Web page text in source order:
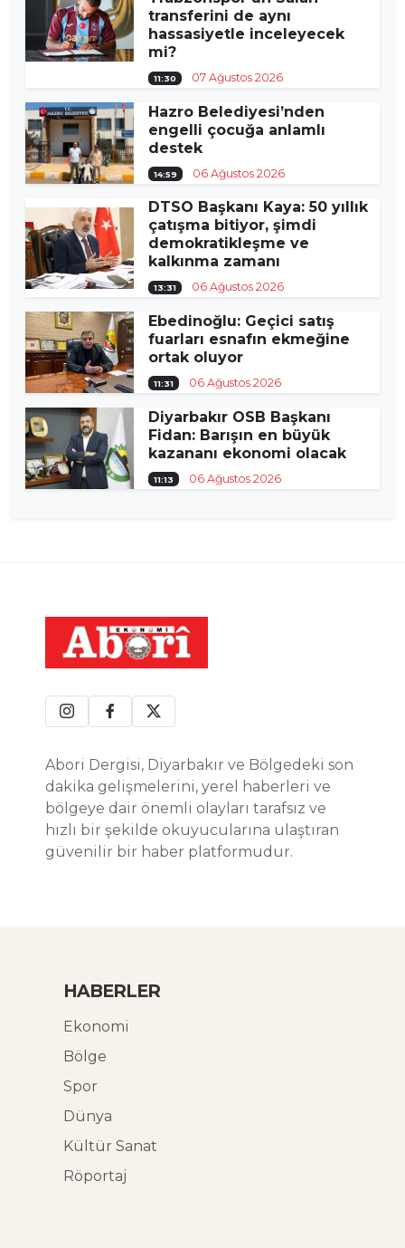
transferini de aynı
hassasiyetle inceleyecek
mi?
11:30 07 Ağustos 2026
Hazro Belediyesi’nden
engelli çocuğa anlamlı
destek
14:59 06 Ağustos 2026
DTSO Başkanı Kaya: 50 yıllık
çatışma bitiyor, şimdi
demokratikleşme ve
kalkınma zamanı
13:31 06 Ağustos 2026
Ebedinoğlu: Geçici satış
fuarları esnafın ekmeğine
ortak oluyor
11:31 06 Ağustos 2026
Diyarbakır OSB Başkanı
Fidan: Barışın en büyük
kazananı ekonomi olacak
11:13 06 Ağustos 2026
Abori Dergisi, Diyarbakır ve Bölgedeki son
dakika gelişmelerini, yerel haberleri ve
bölgeye dair önemli olayları tarafsız ve
hızlı bir şekilde okuyucularına ulaştıran
güvenilir bir haber platformudur.
HABERLER
Ekonomi
Bölge
Spor
Dünya
Kültür Sanat
Röportaj